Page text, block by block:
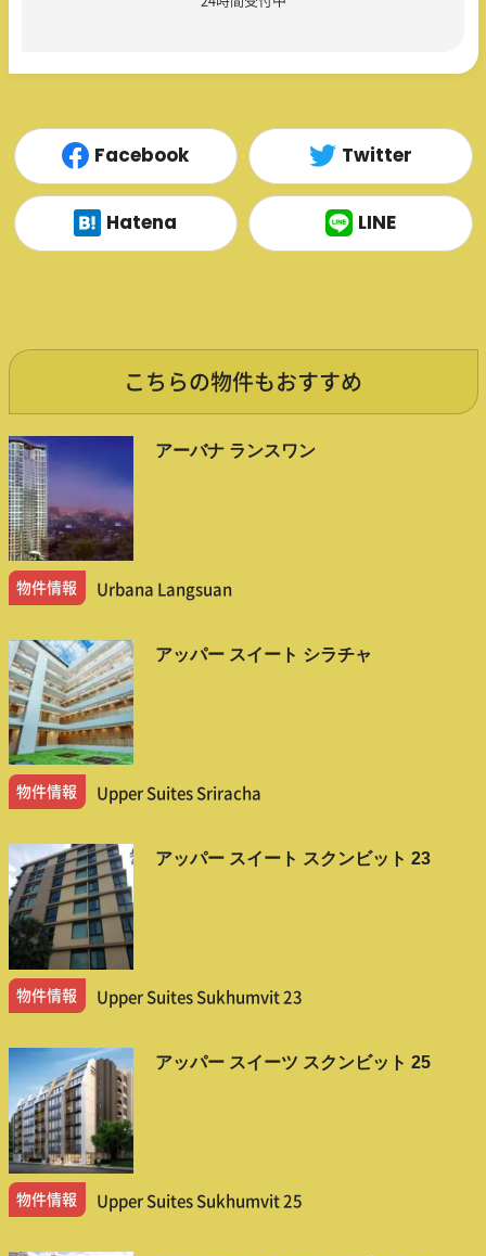
Facebook Twitter
Hatena LINE
こちらの物件もおすすめ
アーバナ ランスワン
物件情報 Urbana Langsuan
アッパー スイート シラチャ
物件情報 Upper Suites Sriracha
アッパー スイート スクンビット 23
物件情報 Upper Suites Sukhumvit 23
アッパー スイーツ スクンビット 25
物件情報 Upper Suites Sukhumvit 25